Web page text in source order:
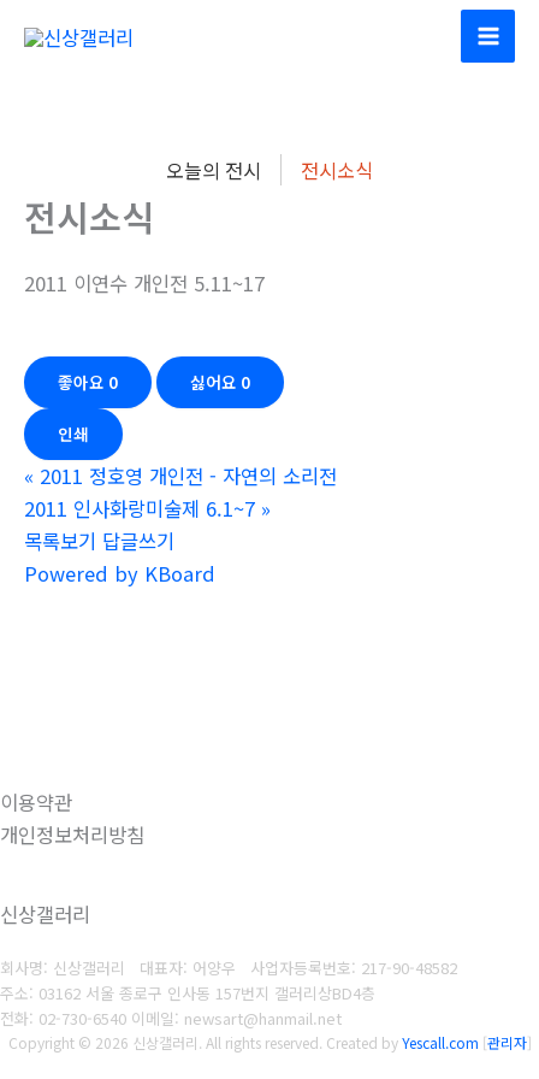
오늘의 전시 전시소식
전시소식
2011 이연수 개인전 5.11~17
좋아요 0 싫어요 0
인쇄
« 2011 정호영 개인전 - 자연의 소리전
2011 인사화랑미술제 6.1~7 »
목록보기 답글쓰기
Powered by KBoard
이용약관
개인정보처리방침
신상갤러리
회사명: 신상갤러리 대표자: 어양우 사업자등록번호: 217-90-48582
주소: 03162 서울 종로구 인사동 157번지 갤러리상BD4층
전화: 02-730-6540 이메일: newsart@hanmail.net
Copyright © 2026 신상갤러리. All rights reserved. Created byYescall.com [관리자]